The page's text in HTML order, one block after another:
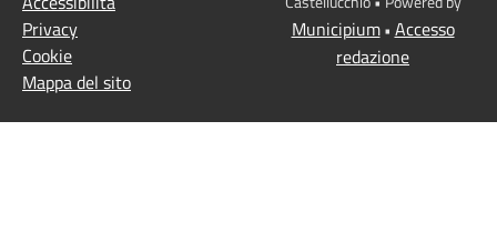
Privacy
Cookie
Mappa del sito
Municipium• Accesso
redazione